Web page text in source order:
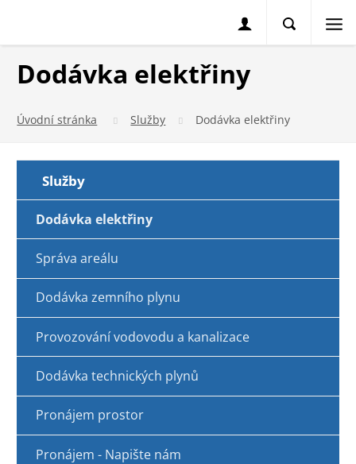
Dodávka elektřiny
Úvodní stránka Služby Dodávka elektřiny
Služby
Dodávka elektřiny
Správa areálu
Dodávka zemního plynu
Provozování vodovodu a kanalizace
Dodávka technických plynů
Pronájem prostor
Pronájem - Napište nám